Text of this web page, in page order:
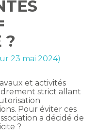
?
23 mai 2024)
et activités
strict allant
Pour éviter ces
a décidé de
?